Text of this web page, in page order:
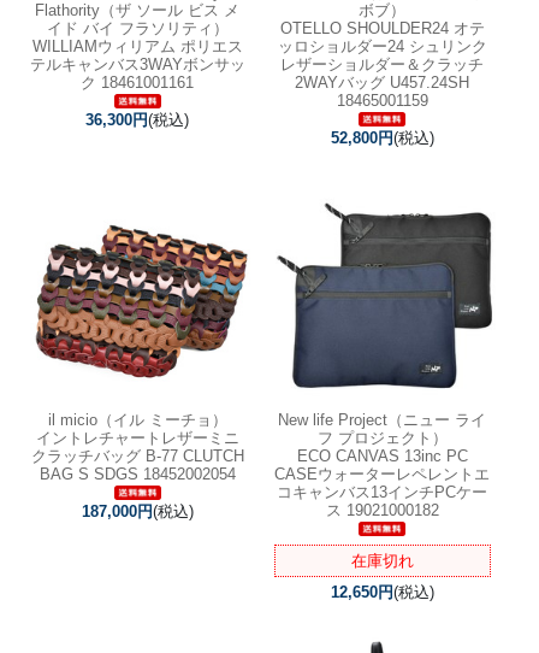
Flathority（ザ ソール ビス メ
イド バイ フラソリティ）
WILLIAMウィリアム ポリエス
テルキャンバス3WAYボンサッ
ク 18461001161
36,300円(税込)
ボブ）
OTELLO SHOULDER24 オテ
ッロショルダー24 シュリンク
レザーショルダー＆クラッチ
2WAYバッグ U457.24SH
18465001159
52,800円(税込)
il micio（イル ミーチョ）
イントレチャートレザーミニ
クラッチバッグ B-77 CLUTCH
BAG S SDGS 18452002054
187,000円(税込)
New life Project（ニュー ライ
フ プロジェクト）
ECO CANVAS 13inc PC
CASEウォーターレペレントエ
コキャンバス13インチPCケー
ス 19021000182
在庫切れ
12,650円(税込)